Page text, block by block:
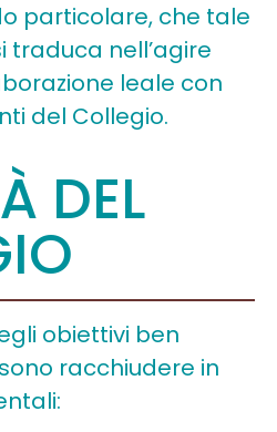
particolare, che tale
traduca nell’agire
leale con
del Collegio.
DEL
obiettivi ben
racchiudere in